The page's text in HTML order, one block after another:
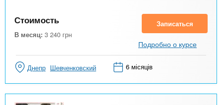
Стоимость
В месяц: 3 240 грн
Записаться
Подробно о курсе
Днепр Шевченковский 6 місяців